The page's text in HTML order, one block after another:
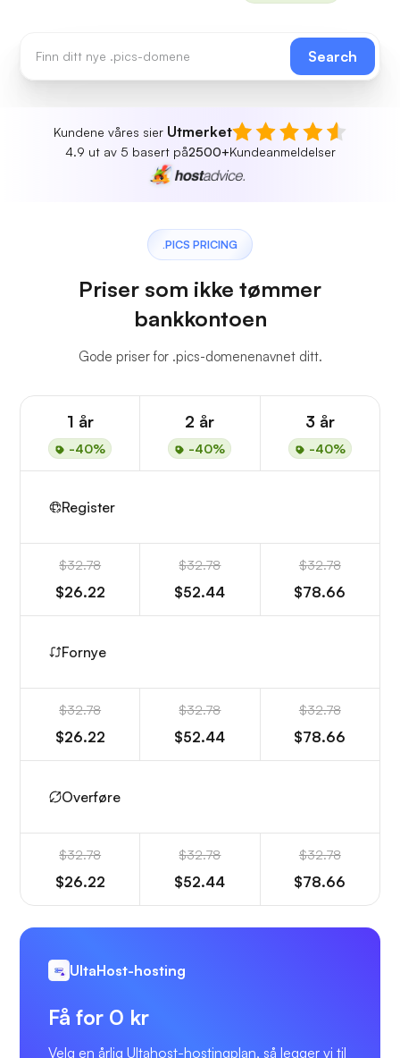
Search
Kundene våres sier Utmerket
4.9 ut av 5 basert på2500+Kundeanmeldelser
.PICS PRICING
Priser som ikke tømmer
bankkontoen
Gode priser for .pics-domenenavnet ditt.
1 år
-40%
2 år
-40%
3 år
-40%
Register
$32.78
$26.22
$32.78
$52.44
$32.78
$78.66
Fornye
$32.78
$26.22
$32.78
$52.44
$32.78
$78.66
Overføre
$32.78
$26.22
$32.78
$52.44
$32.78
$78.66
UltaHost-hosting
Få for 0 kr
Velg en årlig Ultahost-hostingplan, så legger vi til